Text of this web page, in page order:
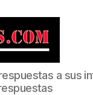
a sus